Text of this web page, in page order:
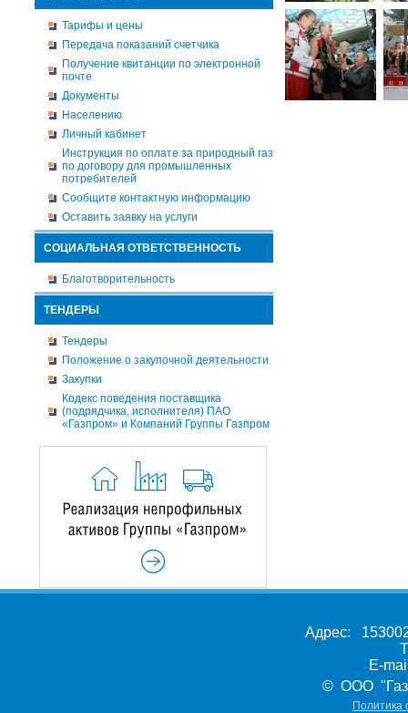
Тарифы и цены
Передача показаний счетчика
Получение квитанции по электронной
почте
Документы
Населению
Личный кабинет
Инструкция по оплате за природный газ
по договору для промышленных
потребителей
Сообщите контактную информацию
Оставить заявку на услуги
СОЦИАЛЬНАЯ ОТВЕТСТВЕННОСТЬ
Благотворительность
ТЕНДЕРЫ
Тендеры
Положение о закупочной деятельности
Закупки
Кодекс поведения поставщика
(подрядчика, исполнителя) ПАО
«Газпром» и Компаний Группы Газпром
Адрес:
E-
© ООО
Политика